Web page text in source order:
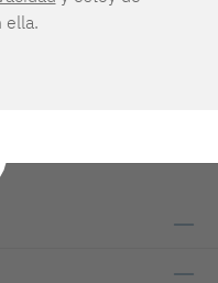
ella.